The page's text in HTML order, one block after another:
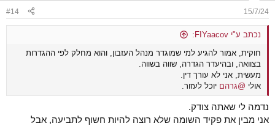
s
:
15/7/24
#14
נכתב ע"י FIYaacov:
חוקית, אמור להגיע למי שמוגדר מנהל העזבון, והוא מחלק לפי ההגדרות
בצוואה, ובהיעדר הגדרה, שווה בשווה.
מעשית, אני לא עורך דין.
אולי @גרהם יוכל לעזור.
נדמה לי שאתה צודק.
אני מבין את פקיד השומה שלא רוצה להיות חשוף לתביעה, אבל